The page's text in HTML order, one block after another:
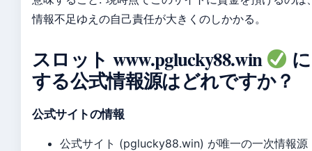
情報不足ゆえの自己責任が大きくのしかかる。
スロット www.pglucky88.win
する公式情報源はどれですか？
公式サイトの情報
公式サイト (pglucky88.win) が唯一の一次情報源